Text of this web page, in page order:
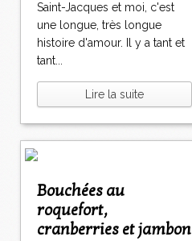
Saint-Jacques et moi, c'est
une longue, très longue
histoire d'amour. Il y a tant et
tant...
Lire la suite
Bouchées au
roquefort,
cranberries et jambon